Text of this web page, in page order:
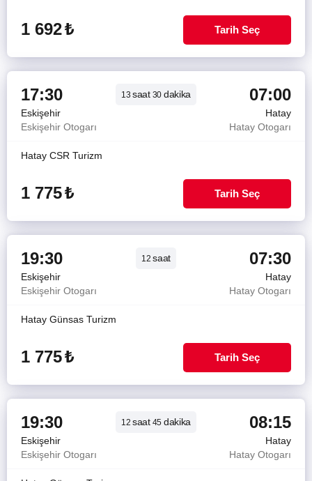
1 692₺ Tarih Seç
17:30 13saat30 dakika 07:00
Eskişehir
Hatay
Eskişehir Otogarı
Hatay Otogarı
Hatay CSR Turizm
1 775₺ Tarih Seç
19:30 12saat 07:30
Eskişehir
Hatay
Eskişehir Otogarı
Hatay Otogarı
Hatay Günsas Turizm
1 775₺ Tarih Seç
19:30 12saat45 dakika 08:15
Eskişehir
Hatay
Eskişehir Otogarı
Hatay Otogarı